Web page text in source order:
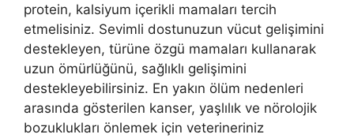
protein, kalsiyum içerikli mamaları tercih
etmelisiniz. Sevimli dostunuzun vücut gelişimini
destekleyen, türüne özgü mamaları kullanarak
uzun ömürlüğünü, sağlıklı gelişimini
destekleyebilirsiniz. En yakın ölüm nedenleri
arasında gösterilen kanser, yaşlılık ve nörolojik
bozuklukları önlemek için veterineriniz